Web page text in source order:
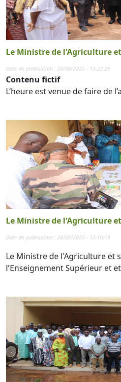
Le Ministre de l'Agriculture
Date de publication : 20/08/2025 - 13:22:29
Contenu fictif
L’heure est venue de faire de
Le Ministre de l'Agriculture
Date de publication : 20/08/2025 - 13:10:05
Le Ministre de l'Agriculture et
l'Enseignement Supérieur et